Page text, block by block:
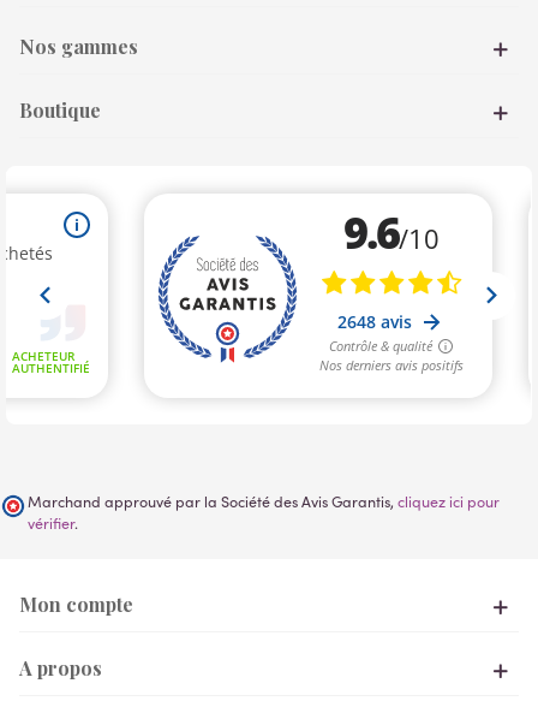
Nos gammes
Boutique
Marchand approuvé par la Société des Avis Garantis, cliquez ici pour
vérifier.
Mon compte
A propos